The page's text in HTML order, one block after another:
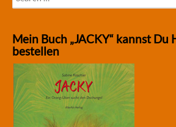
for:
Mein Buch „JACKY“ kannst Du
bestellen